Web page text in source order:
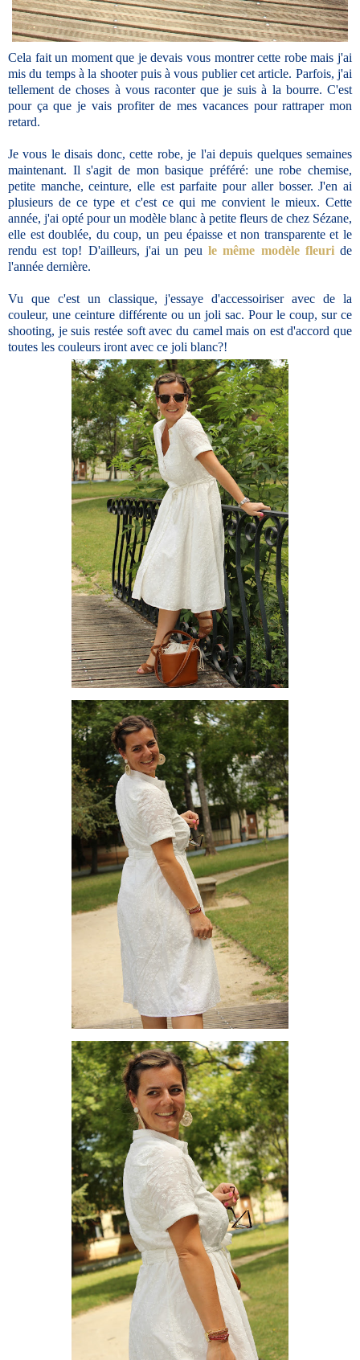
Cela fait un moment que je devais vous montrer cette robe mais j'ai
mis du temps à la shooter puis à vous publier cet article. Parfois, j'ai
tellement de choses à vous raconter que je suis à la bourre. C'est
pour ça que je vais profiter de mes vacances pour rattraper mon
retard.
Je vous le disais donc, cette robe, je l'ai depuis quelques semaines
maintenant. Il s'agit de mon basique préféré: une robe chemise,
petite manche, ceinture, elle est parfaite pour aller bosser. J'en ai
plusieurs de ce type et c'est ce qui me convient le mieux. Cette
année, j'ai opté pour un modèle blanc à petite fleurs de chez Sézane,
elle est doublée, du coup, un peu épaisse et non transparente et le
rendu est top! D'ailleurs, j'ai un peule même modèle fleuride
l'année dernière.
Vu que c'est un classique, j'essaye d'accessoiriser avec de la
couleur, une ceinture différente ou un joli sac. Pour le coup, sur ce
shooting, je suis restée soft avec du camel mais on est d'accord que
toutes les couleurs iront avec ce joli blanc?!